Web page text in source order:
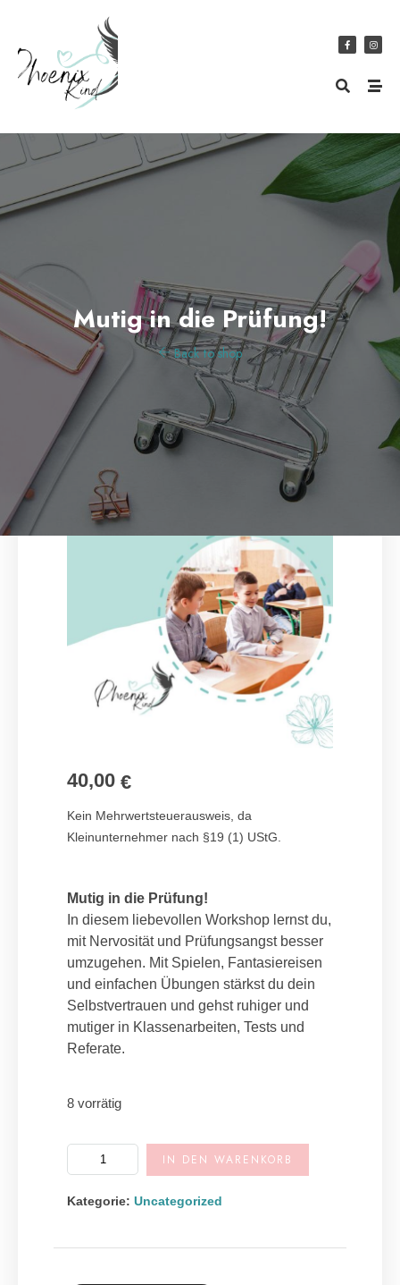
Mutig in die Prüfung!
Back to shop
40,00 €
Kein Mehrwertsteuerausweis, da
Kleinunternehmer nach §19 (1) UStG.
Mutig in die Prüfung!
In diesem liebevollen Workshop lernst du,
mit Nervosität und Prüfungsangst besser
umzugehen. Mit Spielen, Fantasiereisen
und einfachen Übungen stärkst du dein
Selbstvertrauen und gehst ruhiger und
mutiger in Klassenarbeiten, Tests und
Referate.
8 vorrätig
IN DEN WARENKORB
Kategorie: Uncategorized